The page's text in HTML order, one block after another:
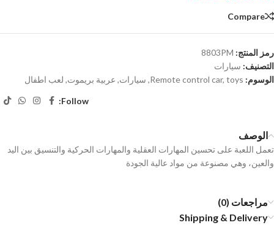
Compare
رمز المنتج: 8803PM
التصنيف: سيارات
الوسوم:
Remote control car, toys
, سيارات, عربية بريموت, لعب اطفال
Follow:
الوصف
تعمل اللعبة على تحسين المهارات العقلية والمهارات الحركية والتنسيق بين اليد
والعين، وهي مصنوعة من مواد عالية الجودة
مراجعات (0)
Shipping & Delivery